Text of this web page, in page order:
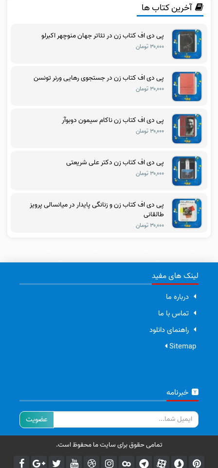
آخرین کتاب ها
پی دی اف کتاب زن در تئاتر جهان منوچهر اکبرلو
۳۰,۰۰۰ تومان
پی دی اف کتاب زن در جستجوی رهایی ورنر تونسن
۳۰,۰۰۰ تومان
پی دی اف کتاب زن ناکام سیمون دوبوآر
۳۰,۰۰۰ تومان
پی دی اف کتاب زن دکتر علی شریعتی
۳۰,۰۰۰ تومان
پی دی اف کتاب زن و زنانگی پایدار در میانسالی پرویز
طالقانی
۳۰,۰۰۰ تومان
لینک های مفید
درباره ما
تماس با ما
راهنمای دانلود
Sitemap
خبرنامه
ایمیل
تمامی حقوق برای سایت ما محفوظ است.